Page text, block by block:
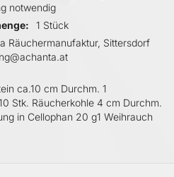
notwendig
1 Stück
Räuchermanufaktur, Sittersdorf
ca.10 cm Durchm. 1
Stk. Räucherkohle 4 cm Durchm.
in Cellophan 20 g1 Weihrauch